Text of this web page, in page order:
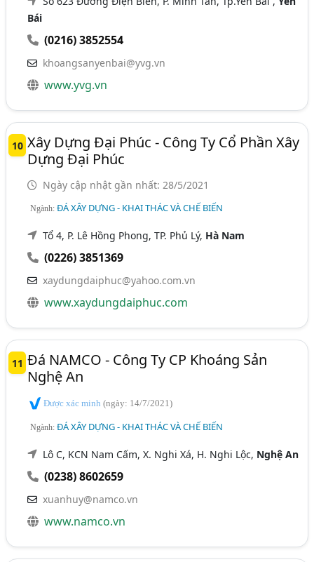
Bái
(0216) 3852554
khoangsanyenbai@yvg.vn
www.yvg.vn
10 Xây Dựng Đại Phúc - Công Ty Cổ Phần Xây
Dựng Đại Phúc
Ngày cập nhật gần nhất: 28/5/2021
Ngành:ĐÁ XÂY DỰNG - KHAI THÁC VÀ CHẾ BIẾN
Tổ 4, P. Lê Hồng Phong, TP. Phủ Lý, Hà Nam
(0226) 3851369
xaydungdaiphuc@yahoo.com.vn
www.xaydungdaiphuc.com
11 Đá NAMCO - Công Ty CP Khoáng Sản
Nghệ An
Được xác minh(ngày: 14/7/2021)
Ngành:ĐÁ XÂY DỰNG - KHAI THÁC VÀ CHẾ BIẾN
Lô C, KCN Nam Cấm, X. Nghi Xá, H. Nghi Lộc, Nghệ An
(0238) 8602659
xuanhuy@namco.vn
www.namco.vn